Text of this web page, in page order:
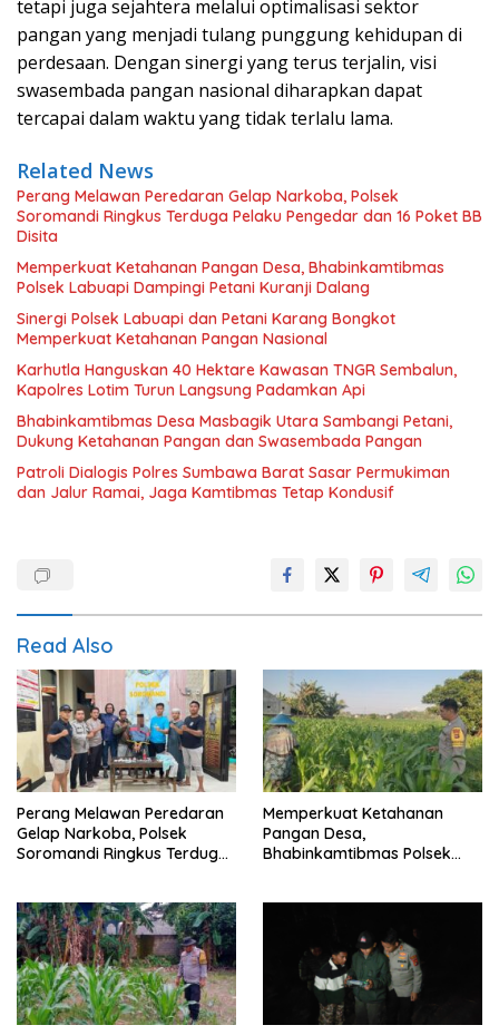
tetapi juga sejahtera melalui optimalisasi sektor
pangan yang menjadi tulang punggung kehidupan di
perdesaan. Dengan sinergi yang terus terjalin, visi
swasembada pangan nasional diharapkan dapat
tercapai dalam waktu yang tidak terlalu lama.
Related News
Perang Melawan Peredaran Gelap Narkoba, Polsek
Soromandi Ringkus Terduga Pelaku Pengedar dan 16 Poket BB
Disita
Memperkuat Ketahanan Pangan Desa, Bhabinkamtibmas
Polsek Labuapi Dampingi Petani Kuranji Dalang
Sinergi Polsek Labuapi dan Petani Karang Bongkot
Memperkuat Ketahanan Pangan Nasional
Karhutla Hanguskan 40 Hektare Kawasan TNGR Sembalun,
Kapolres Lotim Turun Langsung Padamkan Api
Bhabinkamtibmas Desa Masbagik Utara Sambangi Petani,
Dukung Ketahanan Pangan dan Swasembada Pangan
Patroli Dialogis Polres Sumbawa Barat Sasar Permukiman
dan Jalur Ramai, Jaga Kamtibmas Tetap Kondusif
Read Also
Perang Melawan Peredaran
Gelap Narkoba, Polsek
Soromandi Ringkus Terduga
Memperkuat Ketahanan
Pangan Desa,
Bhabinkamtibmas Polsek